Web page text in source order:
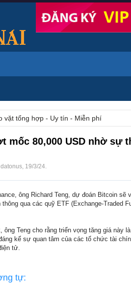
vặt tổng hợp - Uy tín - Miễn phí
mốc 80,000 USD nhờ sự
datonus, 19/3/24.
ông Richard Teng, dự đoán Bitcoin
qua các quỹ ETF (Exchange-Traded
Teng cho rằng triển vọng tăng giá này
kể sự quan tâm của các tổ chức tài
tử.
tự: